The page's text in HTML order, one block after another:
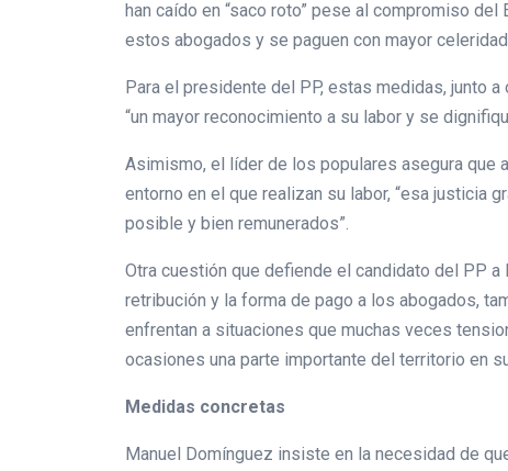
han caído en “saco roto” pese al compromiso
estos abogados y se paguen con mayor
Para el presidente del PP, estas medidas, junto
“un mayor reconocimiento a su labor y se
Asimismo, el líder de los populares asegura que
entorno en el que realizan su labor, “esa justicia
posible y bien remunerados”.
Otra cuestión que defiende el candidato del PP
retribución y la forma de pago a los abogados,
enfrentan a situaciones que muchas veces
ocasiones una parte importante del territorio en
Medidas concretas
Manuel Domínguez insiste en la necesidad de